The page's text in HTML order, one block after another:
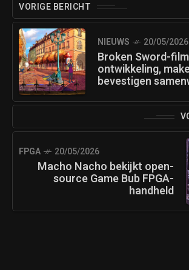
VORIGE BERICHT
NIEUWS 20/05/2026
Broken Sword-
ontwikkeling,
bevestigen
FPGA 20/05/2026
Macho Nacho bekijkt open-
source Game Bub FPGA-
handheld